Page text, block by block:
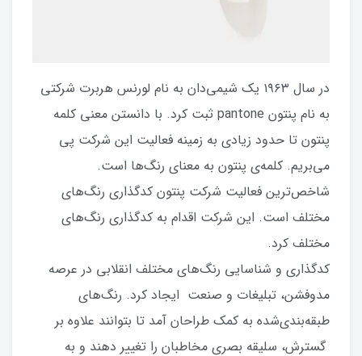
در سال ۱۹۶۳ یک شیمی‌دان به نام لورنس هربرت شرکتی
به نام پنتون pantone ثبت کرد. با دانستن معنی کلمه
پنتون تا حدود زیادی به زمینه فعالیت این شرکت پی
می‌بریم. کلمه‌ی پنتون به معنای رنگ‌ها است.
شاخص‌ترین فعالیت شرکت پنتون کدگذاری رنگ‌های
مختلف است. این شرکت اقدام به کدگذاری رنگ‌های
مختلف کرد.
کدگذاری و شناسایی رنگ‌های مختلف انقلابی در عرصه
مدوفشن، تبلیغات و صنعت ایجاد کرد. رنگ‌های
طبقه‌بندی‌شده به کمک طراحان آمد تا بتوانند علاوه بر
گسترش، سلیقه بصری مخاطبان را تغییر دهند و به